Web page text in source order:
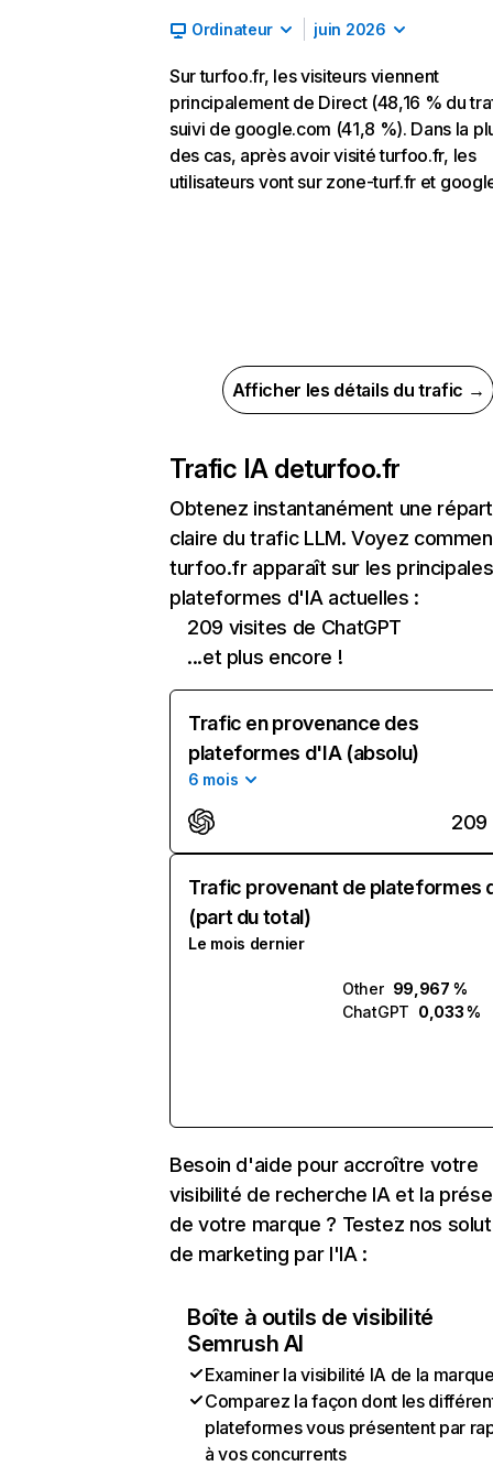
Ordinateur juin 2026
Sur turfoo.fr, les visiteurs viennent
principalement de Direct (48,16 % du
suivi de google.com (41,8 %). Dans la
des cas, après avoir visité turfoo.fr, les
utilisateurs vont sur zone-turf.fr et
Afficher les détails du trafic →
Trafic IA deturfoo.fr
Obtenez instantanément une
claire du trafic LLM. Voyez
turfoo.fr apparaît sur les principales
plateformes d'IA actuelles :
209 visites de ChatGPT
...et plus encore !
Trafic en provenance des
plateformes d'IA (absolu)
6 mois
209
Trafic provenant de plateformes
(part du total)
Le mois dernier
Other 99,967 %
ChatGPT 0,033 %
Besoin d'aide pour accroître votre
visibilité de recherche IA et la
de votre marque ? Testez nos
de marketing par l'IA :
Boîte à outils de visibilité
Semrush AI
Examiner la visibilité IA de la
Comparez la façon dont les
plateformes vous présentent par
à vos concurrents